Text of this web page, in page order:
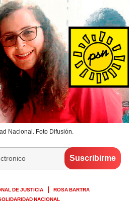
Nacional. Foto Difusión.
DE JUSTICIA
ROSA BARTRA
NACIONAL